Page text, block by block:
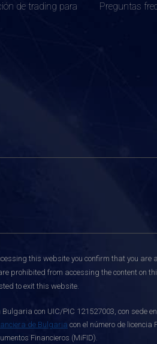
de trading para
Preguntas
this website you confirm that you
prohibited from accessing the content
to exit this website.
con UIC/PIC 121527003, con sede
de Bulgaria con el número de
Financieros (MiFID).